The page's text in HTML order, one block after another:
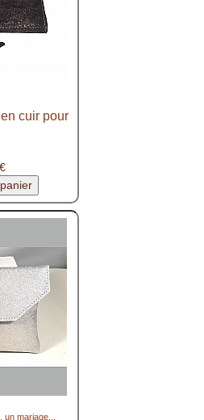
cuir pour
mariage...